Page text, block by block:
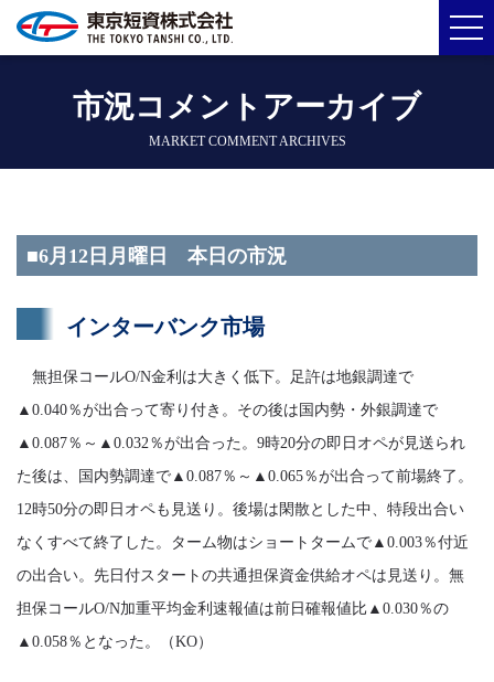
市況コメントアーカイブ
MARKET COMMENT ARCHIVES
■6月12日月曜日 本日の市況
インターバンク市場
無担保コールO/N金利は大きく低下。足許は地銀調達で
▲0.040％が出合って寄り付き。その後は国内勢・外銀調達で
▲0.087％～▲0.032％が出合った。9時20分の即日オペが見送られ
た後は、国内勢調達で▲0.087％～▲0.065％が出合って前場終了。
12時50分の即日オペも見送り。後場は閑散とした中、特段出合い
なくすべて終了した。ターム物はショートタームで▲0.003％付近
の出合い。先日付スタートの共通担保資金供給オペは見送り。無
担保コールO/N加重平均金利速報値は前日確報値比▲0.030％の
▲0.058％となった。（KO）